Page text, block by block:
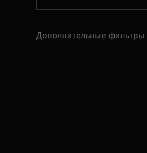
Дополнительные фильтры